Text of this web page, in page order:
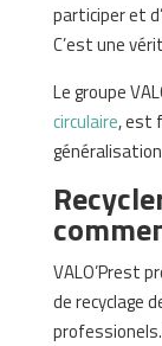
participer et
C’est une
Le groupe
circulaire, est
VALO’Prest
de recyclage